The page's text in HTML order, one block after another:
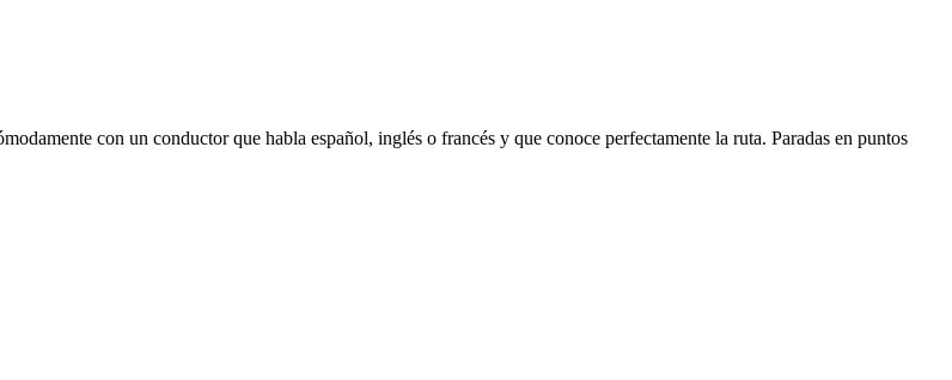
con un conductor que habla español, inglés o francés y que conoce perfectamente la ruta. Paradas en puntos